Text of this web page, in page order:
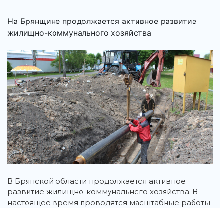
На Брянщине продолжается активное развитие
жилищно-коммунального хозяйства
В Брянской области продолжается активное
развитие жилищно-коммунального хозяйства. В
настоящее время проводятся масштабные работы